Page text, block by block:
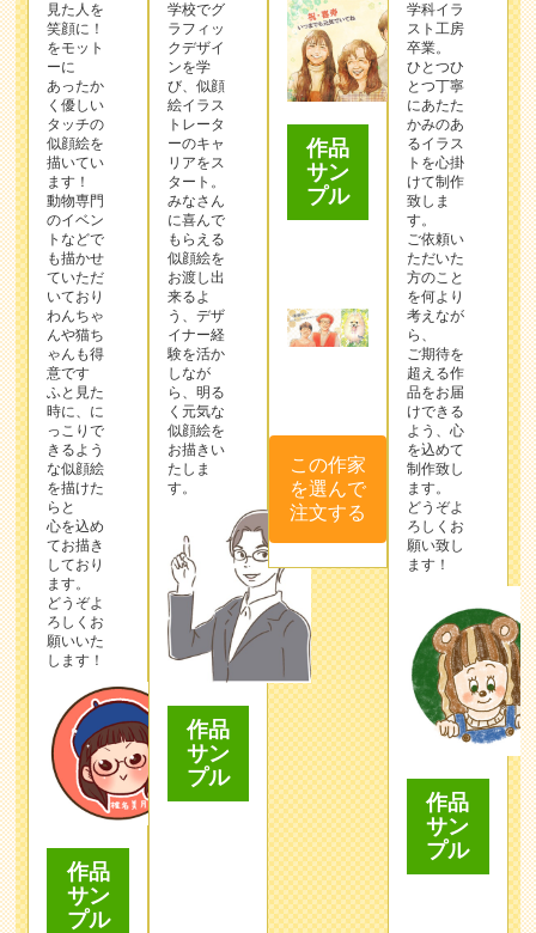
見た人を
笑顔に！
をモット
ーに
あったか
く優しい
タッチの
似顔絵を
描いてい
ます！
動物専門
のイベン
トなどで
も描かせ
ていただ
いており
わんちゃ
んや猫ち
ゃんも得
意です
ふと見た
時に、に
っこりで
きるよう
な似顔絵
を描けた
らと
心を込め
てお描き
しており
ます。
どうぞよ
ろしくお
願いいた
します！
作品
サン
プル
学校でグ
ラフィッ
クデザイ
ンを学
び、似顔
絵イラス
トレータ
ーのキャ
リアをス
タート。
みなさん
に喜んで
もらえる
似顔絵を
お渡し出
来るよ
う、デザ
イナー経
験を活か
しなが
ら、明る
く元気な
似顔絵を
お描きい
たしま
す。
作品
サン
プル
作品
サン
プル
この作家
を選んで
注文する
学科イラ
スト工房
卒業。
ひとつひ
とつ丁寧
にあたた
かみのあ
るイラス
トを心掛
けて制作
致しま
す。
ご依頼い
ただいた
方のこと
を何より
考えなが
ら、
ご期待を
超える作
品をお届
けできる
よう、心
を込めて
制作致し
ます。
どうぞよ
ろしくお
願い致し
ます！
作品
サン
プル